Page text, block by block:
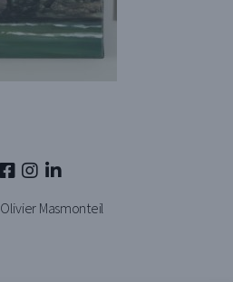
Olivier Masmonteil